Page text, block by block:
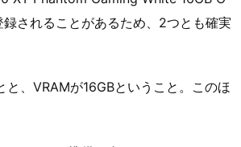
されることがあるため、2つとも確実
、VRAMが16GBということ。このほ